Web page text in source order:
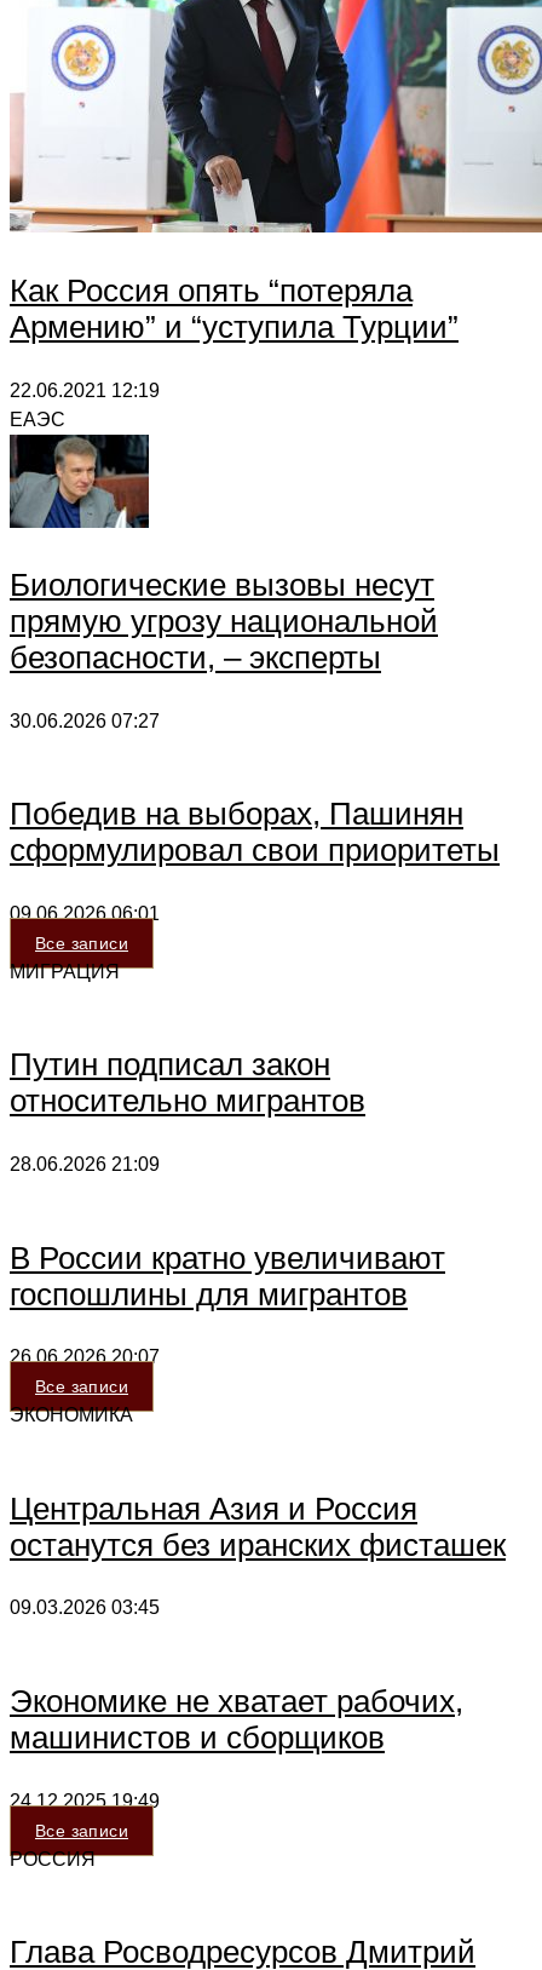
Как Россия опять “потеряла
Армению” и “уступила Турции”
22.06.2021 12:19
ЕАЭС
Биологические вызовы несут
прямую угрозу национальной
безопасности, – эксперты
30.06.2026 07:27
Победив на выборах, Пашинян
сформулировал свои приоритеты
09.06.202606:01
Все записи
МИГРАЦИЯ
Путин подписал закон
относительно мигрантов
28.06.2026 21:09
В России кратно увеличивают
госпошлины для мигрантов
26.06.202620:07
Все записи
ЭКОНОМИКА
Центральная Азия и Россия
останутся без иранских фисташек
09.03.2026 03:45
Экономике не хватает рабочих,
машинистов и сборщиков
24.12.202519:49
Все записи
РОССИЯ
Глава Росводресурсов Дмитрий